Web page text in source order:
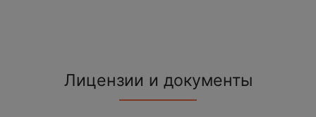
Лицензии и документы